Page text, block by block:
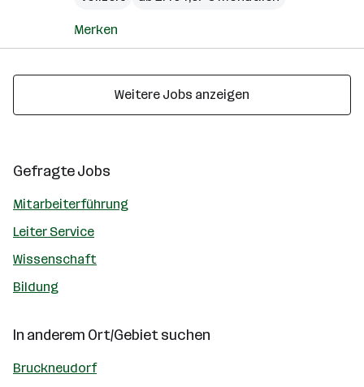
Merken
Weitere Jobs anzeigen
Gefragte Jobs
Mitarbeiterführung
Leiter Service
Wissenschaft
Bildung
In anderem Ort/Gebiet suchen
Bruckneudorf